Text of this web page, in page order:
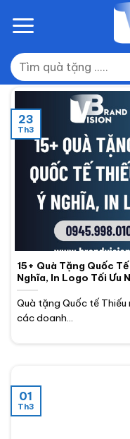
Tìm
kiếm:
15+ Quà Tặng Quốc
Nghĩa, In Logo Tối Ưu
Quà tặng Quốc tế
các doanh...
23
Th3
01
Th3